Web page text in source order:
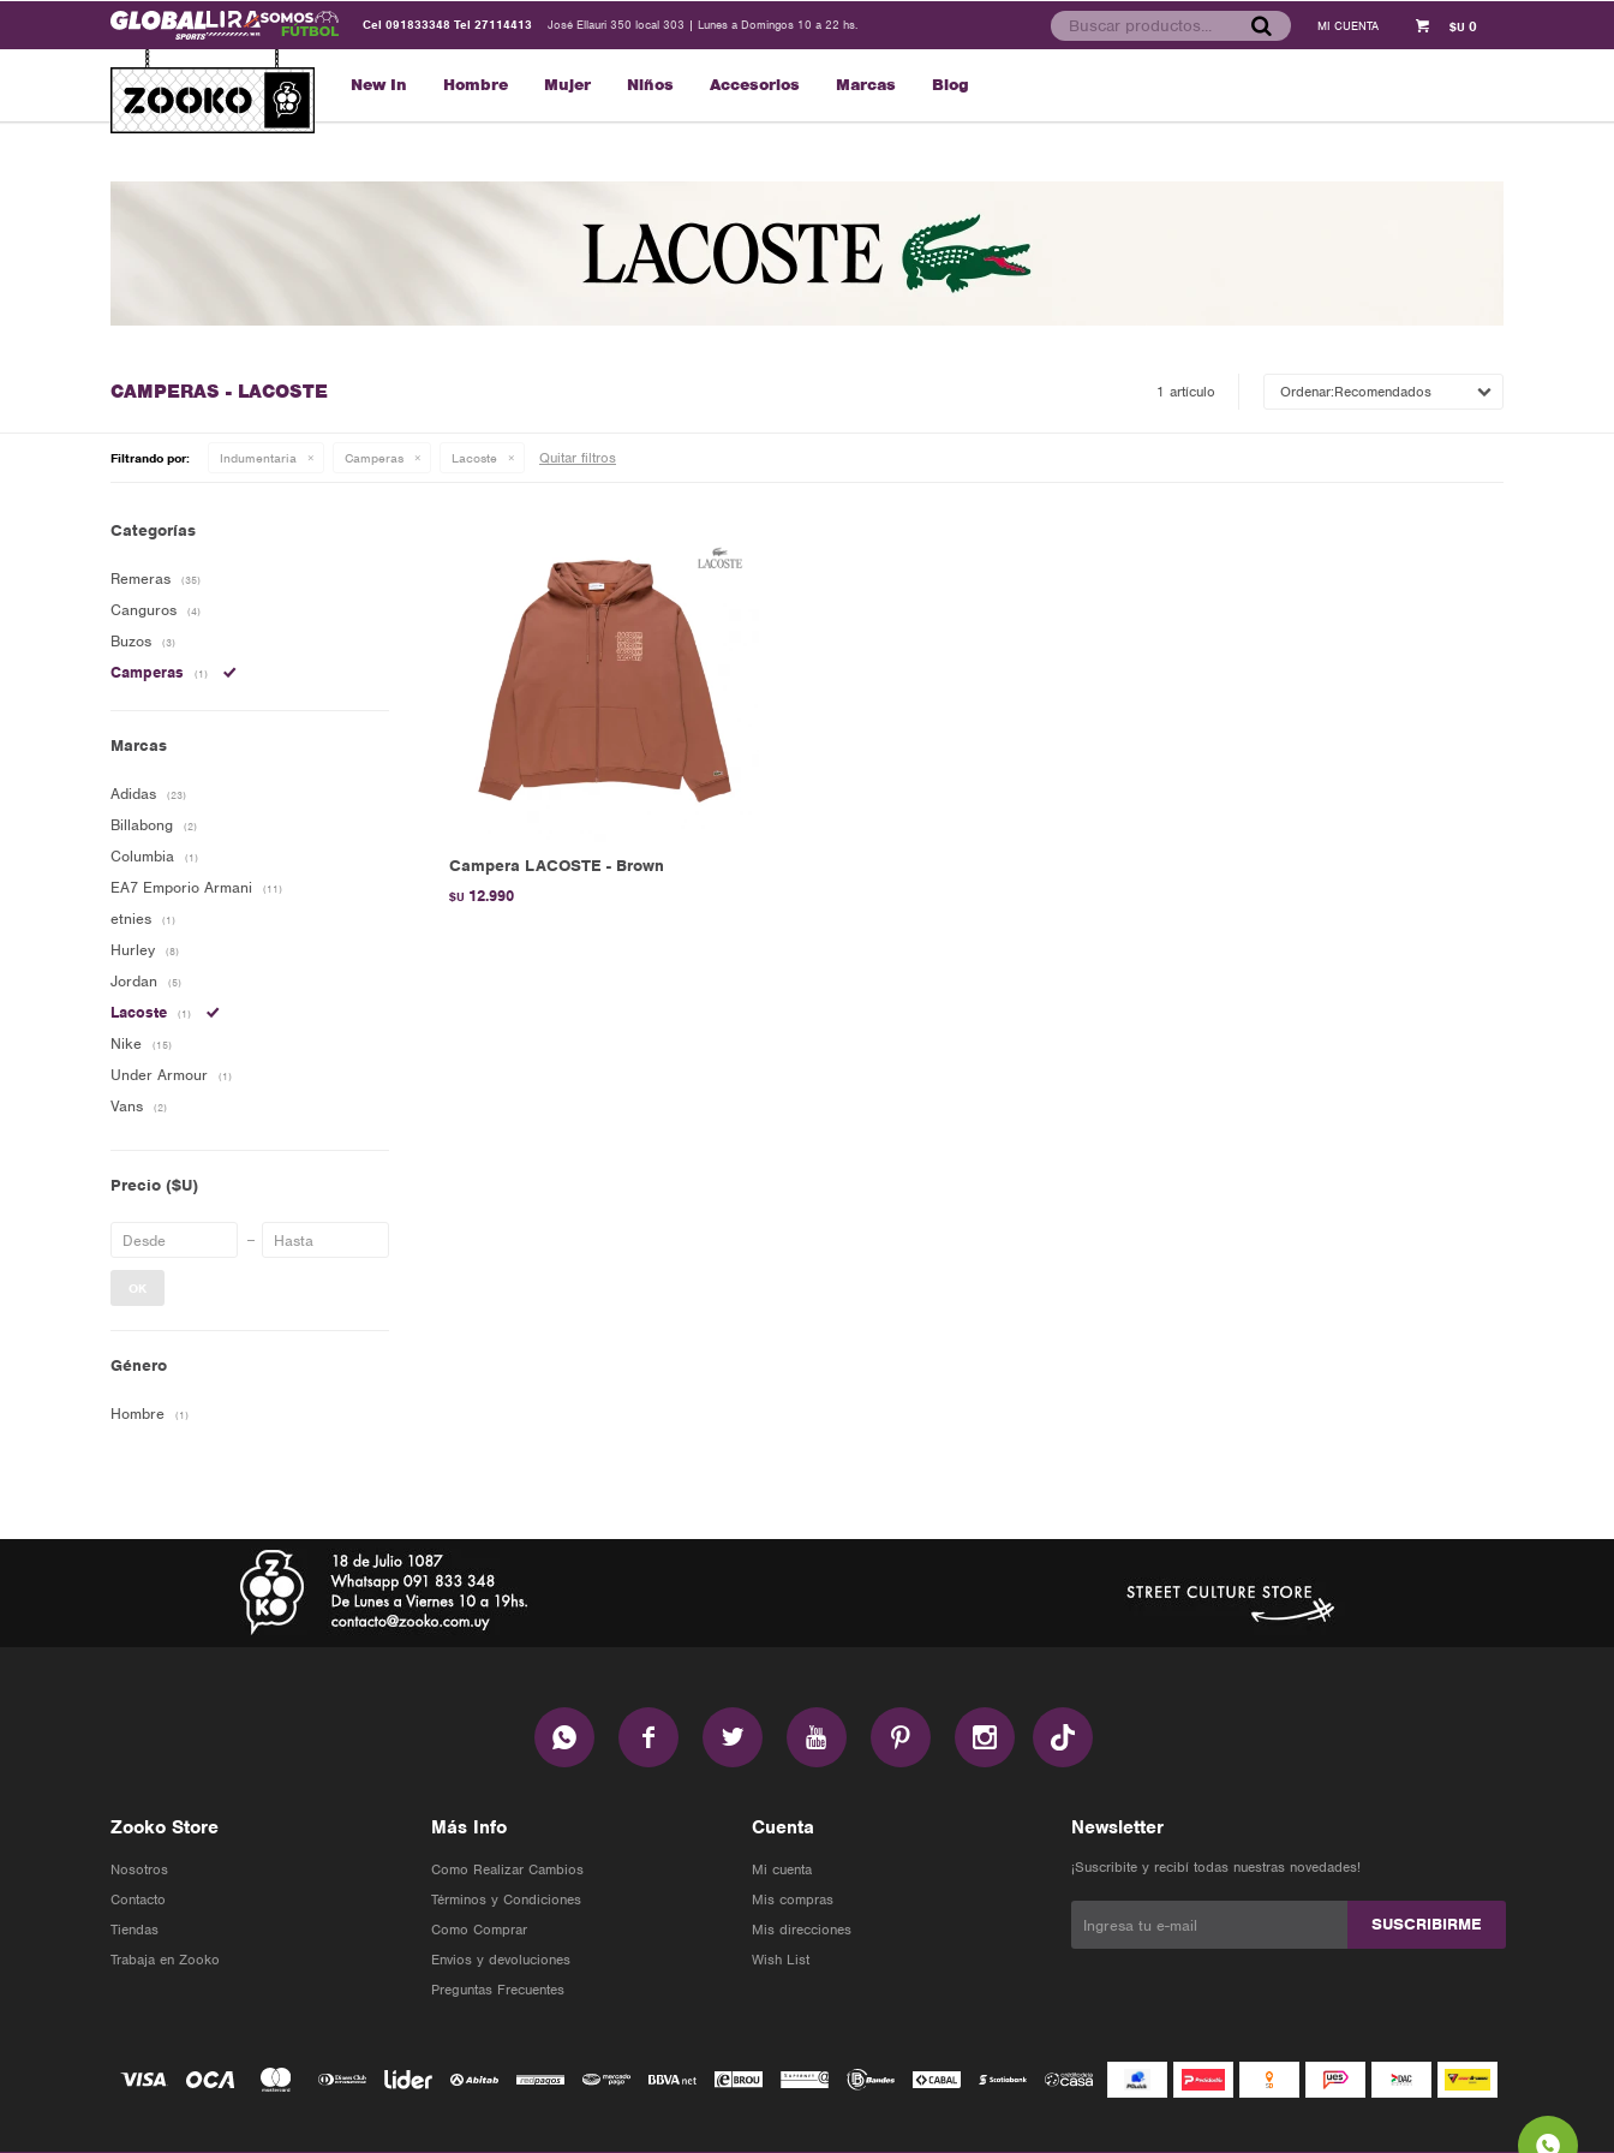
New In Hombre Mujer Niños Accesorios Marcas Blog
$U 0
Cel 091833348 Tel 27114413 José Ellauri 350 local 303 | Lunes a Domingos 10 a 22 hs.
CAMPERAS - LACOSTE 1 artículo Recomendados
Filtrando por: Indumentaria Camperas Lacoste Quitar filtros
Campera LACOSTE - Brown
$U 12.990
Categorías
Remeras (35)
Canguros (4)
Buzos (3)
Camperas (1)
Marcas
Adidas (23)
Billabong (2)
Columbia (1)
EA7 Emporio Armani (11)
etnies (1)
Hurley (8)
Jordan (5)
Lacoste (1)
Nike (15)
Under Armour (1)
Vans (2)
Precio ($U)
OK
Género
Hombre (1)
     
Zooko Store
Nosotros
Contacto
Tiendas
Trabaja en Zooko
Más Info
Como Realizar Cambios
Términos y Condiciones
Como Comprar
Envios y devoluciones
Preguntas Frecuentes
Cuenta
Mi cuenta
Mis compras
Mis direcciones
Wish List
Newsletter
¡Suscribite y recibí todas nuestras novedades!
SUSCRIBIRME